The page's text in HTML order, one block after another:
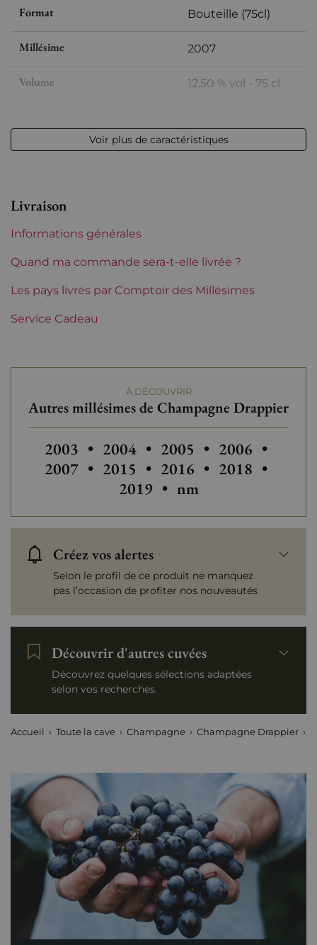
Format Bouteille (75cl)
Millésime 2007
Volume 12,50 % vol - 75 cl
Niveau Parfait
Incompatibilite coffret bois Oui
Maisons de Champagne Drappier
Tranche de prix
Voir plus de caractéristiques
Livraison
Informations générales
Quand ma commande sera-t-elle livrée ?
Les pays livrés par Comptoir des Millésimes
Service Cadeau
À DÉCOUVRIR
Autres millésimes de Champagne Drappier
Autres millésimes de Champagne
2003 • Autres millésimes de
2004 • Autres millésimes de
2005 • Autres
2006 •
2007 • 2015 • Autres millésimes de
2016 • Autres
2018 •
2019 • nm
Créez vos alertes
Selon le profil de ce produit ne manquez
pas l’occasion de profiter nos nouveautés
Découvrir d'autres cuvées
Découvrez quelques sélections adaptées
selon vos recherches.
Accueil Toute la cave Champagne Champagne Drappier